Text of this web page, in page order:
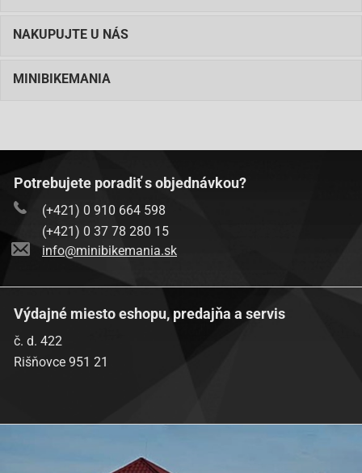
NAKUPUJTE U NÁS
MINIBIKEMANIA
Potrebujete poradiť s objednávkou?
(+421) 0 910 664 598
(+421) 0 37 78 280 15
info@minibikemania.sk
Výdajné miesto eshopu, predajňa a servis
č. d. 422
Rišňovce 951 21